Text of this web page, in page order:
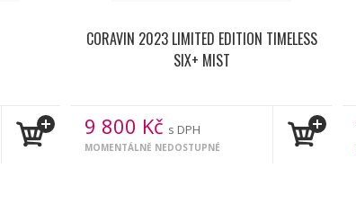
CORAVIN 2023 LIMITED EDITION TIMELESS
SIX+ MIST
9 800 Kč s DPH
MOMENTÁLNĚ NEDOSTUPNÉ